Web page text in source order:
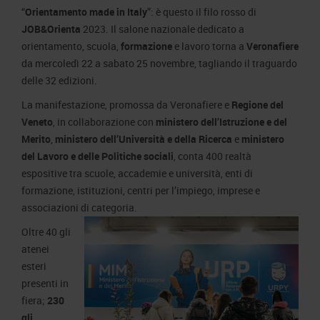
Numeri della fiera
Carta dei Valori
Parità di genere
Responsabilità Sociale d’Impresa
Responsabilità ambientale
Certificazioni riconosciute
Società trasparente
Compensi Organi Societari
Contatti Ufficio Stampa
Lavora con noi
Contatti
“Orientamento made in Italy”: è questo il filo rosso di
JOB&Orienta 2023. Il salone nazionale dedicato a
orientamento, scuola, formazione e lavoro torna a Veronafiere
da mercoledì 22 a sabato 25 novembre, tagliando il traguardo
delle 32 edizioni.
La manifestazione, promossa da Veronafiere e Regione del
Veneto, in collaborazione con ministero dell’Istruzione e del
Merito, ministero dell’Università e della Ricerca e ministero
del Lavoro e delle Politiche sociali, conta 400 realtà
espositive tra scuole, accademie e università, enti di
formazione, istituzioni, centri per l’impiego, imprese e
associazioni di categoria.
Oltre 40 gli
atenei
esteri
presenti in
fiera; 230